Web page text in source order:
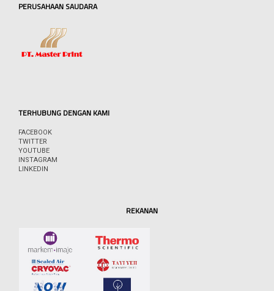
PERUSAHAAN SAUDARA
TERHUBUNG DENGAN KAMI
FACEBOOK
TWITTER
YOUTUBE
INSTAGRAM
LINKEDIN
REKANAN